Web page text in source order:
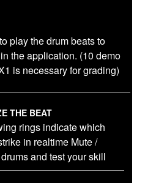
play the drum beats to
the application. (10 demo
is necessary for grading)
THE BEAT
rings indicate which
in realtime Mute /
and test your skill